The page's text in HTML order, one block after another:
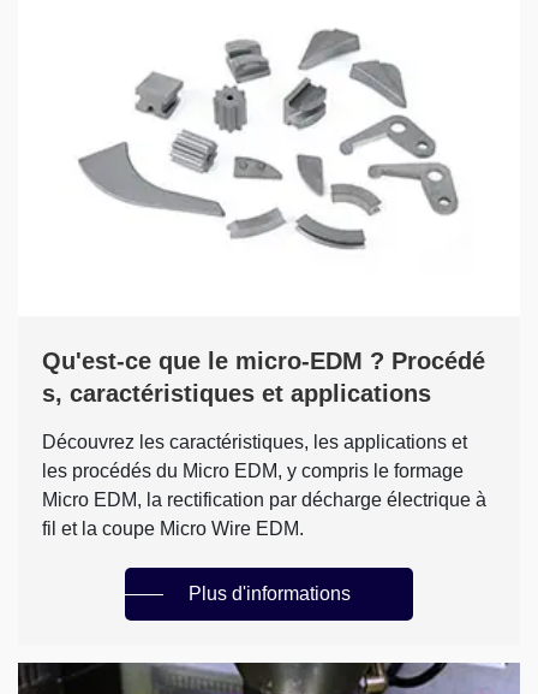
Qu'est-ce que le micro-EDM ? Procédé
s, caractéristiques et applications
Découvrez les caractéristiques, les applications et
les procédés du Micro EDM, y compris le formage
Micro EDM, la rectification par décharge électrique à
fil et la coupe Micro Wire EDM.
Plus d'informations